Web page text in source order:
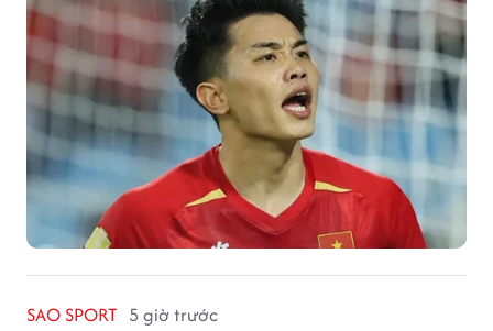
SAO SPORT 5 giờ trước